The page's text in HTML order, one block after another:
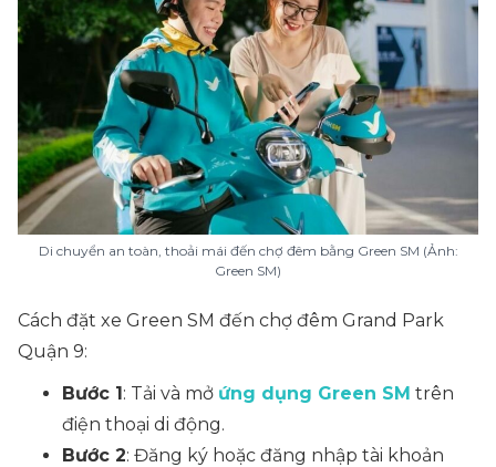
Di chuyển an toàn, thoải mái đến chợ đêm bằng Green SM (Ảnh:
Green SM)
Cách đặt xe Green SM đến chợ đêm Grand Park
Quận 9:
Bước 1: Tải và mở ứng dụng Green SM trên
điện thoại di động.
Bước 2: Đăng ký hoặc đăng nhập tài khoản